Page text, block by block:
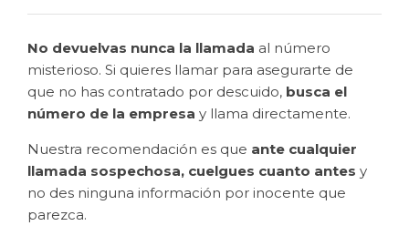
No devuelvas nunca la llamada al número
misterioso. Si quieres llamar para asegurarte de
que no has contratado por descuido, busca el
número de la empresa y llama directamente.
Nuestra recomendación es que ante cualquier
llamada sospechosa, cuelgues cuanto antes y
no des ninguna información por inocente que
parezca.